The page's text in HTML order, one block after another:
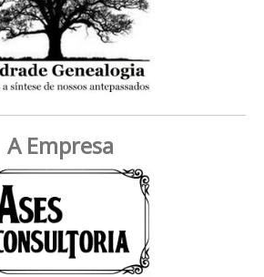
A Empresa